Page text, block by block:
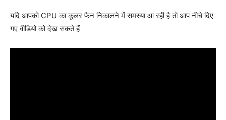
यदि आपको CPU का कूलर फैन निकालने में समस्या आ रही है तो आप नीचे दिए
गए वीडियो को देख सकते हैं